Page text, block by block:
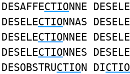
DESAFFECTIONNE DESELE
DESELECTIONNAS DESELE
DESELECTIONNEE DESELE
DESELECTIONNES DESELE
DESOBSTRUCTION DICTIO